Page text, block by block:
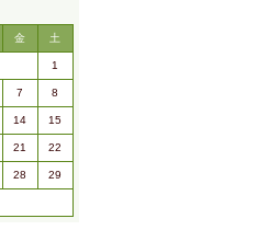
金 土
1
7 8
14 15
21 22
28 29